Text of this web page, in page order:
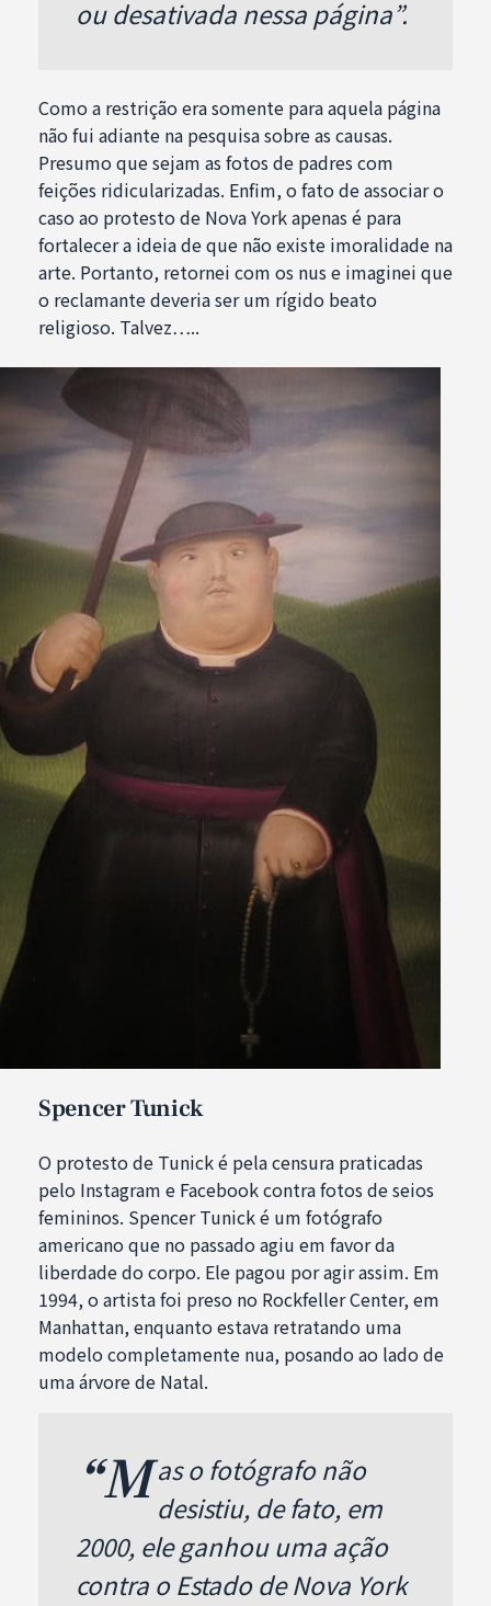
ou desativada nessa página”.
Como a restrição era somente para aquela página
não fui adiante na pesquisa sobre as causas.
Presumo que sejam as fotos de padres com
feições ridicularizadas. Enfim, o fato de associar o
caso ao protesto de Nova York apenas é para
fortalecer a ideia de que não existe imoralidade na
arte. Portanto, retornei com os nus e imaginei que
o reclamante deveria ser um rígido beato
religioso. Talvez…..
Spencer Tunick
O protesto de Tunick é pela censura praticadas
pelo Instagram e Facebook contra fotos de seios
femininos. Spencer Tunick é um fotógrafo
americano que no passado agiu em favor da
liberdade do corpo. Ele pagou por agir assim. Em
1994, o artista foi preso no Rockfeller Center, em
Manhattan, enquanto estava retratando uma
modelo completamente nua, posando ao lado de
uma árvore de Natal.
“Mas o fotógrafo não
desistiu, de fato, em
2000, ele ganhou uma ação
contra o Estado de Nova York